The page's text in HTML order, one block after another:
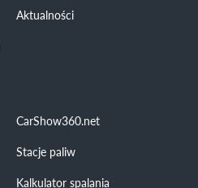
Aktualności
CarShow360.net
Stacje paliw
Kalkulator spalania